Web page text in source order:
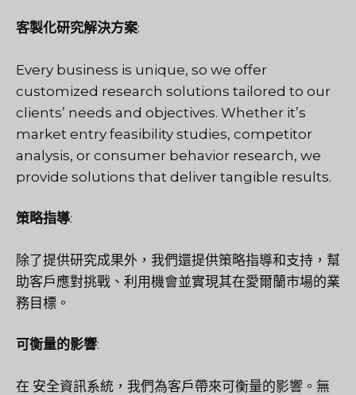
客製化研究解決方案:
Every business is unique, so we offer
customized research solutions tailored to our
clients’ needs and objectives. Whether it’s
market entry feasibility studies, competitor
analysis, or consumer behavior research, we
provide solutions that deliver tangible results.
策略指導:
除了提供研究成果外，我們還提供策略指導和支持，幫
助客戶應對挑戰、利用機會並實現其在愛爾蘭市場的業
務目標。
可衡量的影響:
在 安全資訊系統 ，我們為客戶帶來可衡量的影響。無